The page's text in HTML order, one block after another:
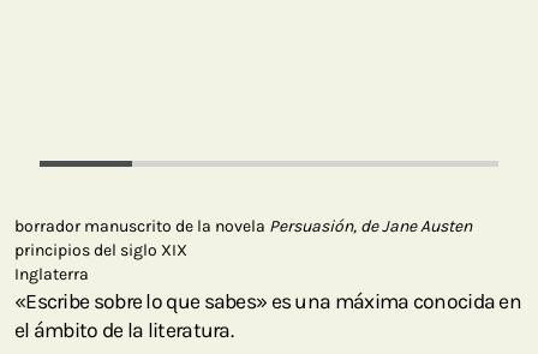
borrador manuscrito de la novela Persuasión, de Jane Austen
principios del siglo XIX
Inglaterra
«Escribe sobre lo que sabes» es una máxima conocida en
el ámbito de la literatura.